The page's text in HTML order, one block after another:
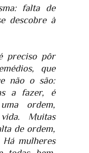
falta de
descobre à
preciso pôr
que
não o são:
a fazer, é
ordem,
Muitas
de ordem,
mulheres